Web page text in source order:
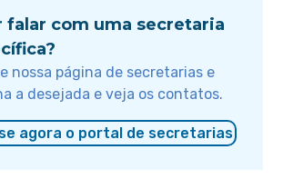
falar com uma secretaria
nossa página de secretarias e
a desejada e veja os contatos.
agora o portal de secretarias